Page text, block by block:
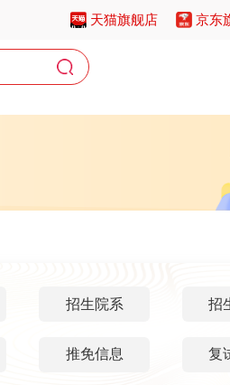
天猫旗舰店 京东
招生院系 招
推免信息 复